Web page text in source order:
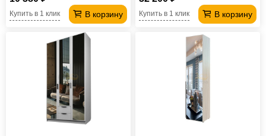
В корзину
Купить в 1 клик В корзину
Купить в 1 клик